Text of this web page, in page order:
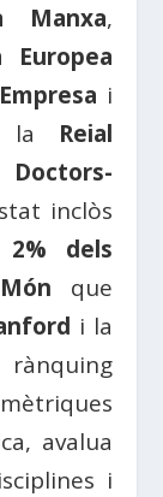
Manxa,
Europea
i
la Reial
inclòs
2% dels
que
i la
avalua
i